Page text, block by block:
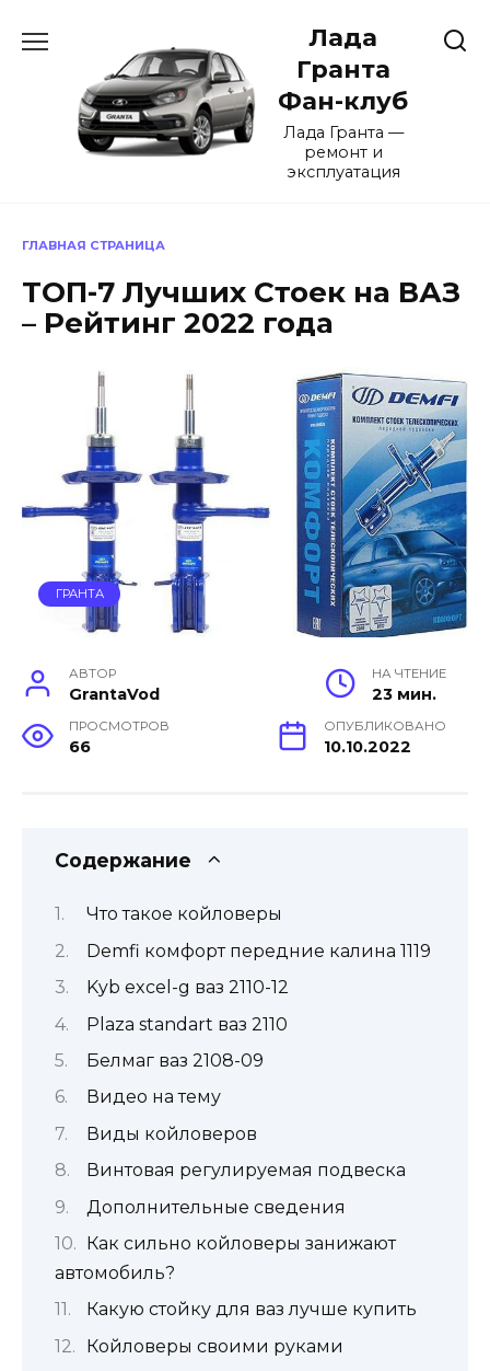
содержанию
Лада
Гранта
Фан-клуб
Лада Гранта —
ремонт и
эксплуатация
ГЛАВНАЯ СТРАНИЦА
ТОП-7 Лучших Стоек на ВАЗ
– Рейтинг 2022 года
ГРАНТА
АВТОР
GrantaVod
НА ЧТЕНИЕ
23 мин.
ПРОСМОТРОВ
66
ОПУБЛИКОВАНО
10.10.2022
Содержание
Что такое койловеры
Demfi комфорт передние калина 1119
Kyb excel-g ваз 2110-12
Plaza standart ваз 2110
Белмаг ваз 2108-09
Видео на тему
Виды койловеров
Винтовая регулируемая подвеска
Дополнительные сведения
Как сильно койловеры занижают
автомобиль?
Какую стойку для ваз лучше купить
Койловеры своими руками